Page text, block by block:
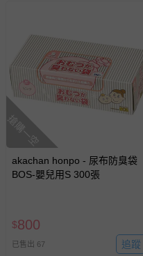
搶購一空
akachan honpo - 尿布防臭袋
BOS-嬰兒用S 300張
$800
已售出 67 追蹤